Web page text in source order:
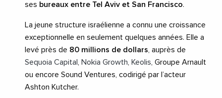
ses bureaux entre Tel Aviv et San Francisco.
La jeune structure israélienne a connu une croissance
exceptionnelle en seulement quelques années. Elle a
levé près de 80 millions de dollars , auprès de
Sequoia Capital
Nokia Growth Keolis , Groupe Arnault
ou encore Sound Ventures, codirigé par l’acteur
Ashton Kutcher.